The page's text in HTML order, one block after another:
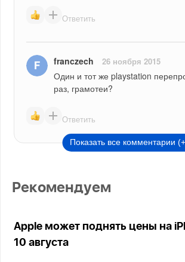
Ответить
franczech 26 ноября 2015
Один и тот же playstation
раз, грамотеи?
Ответить
Показать все комментарии
Рекомендуем
Apple может поднять цены на
10 августа